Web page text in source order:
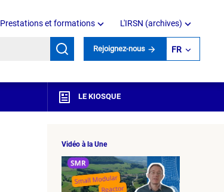
Prestations et formations L'IRSN (archives)
Rejoignez-nous FR
LE KIOSQUE
Vidéo à la Une